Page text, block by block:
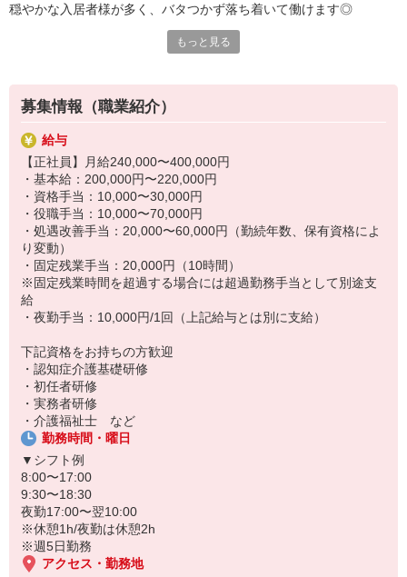
穏やかな入居者様が多く、バタつかず落ち着いて働けます◎
・暮らしのお手伝い（生活介助等）
・買い物代行
など
比較的新しい施設のため、設備も整っており働きやすさ抜群！
職員同士の距離が近く、困ったときはすぐに相談できる安心の体制
です♪
もっと見る
募集情報（職業紹介）
給与
【正社員】月給240,000〜400,000円
・基本給：200,000円〜220,000円
・資格手当：10,000〜30,000円
・役職手当：10,000〜70,000円
・処遇改善手当：20,000〜60,000円（勤続年数、保有資格によ
り変動）
・固定残業手当：20,000円（10時間）
※固定残業時間を超過する場合には超過勤務手当として別途支
給
・夜勤手当：10,000円/1回（上記給与とは別に支給）
下記資格をお持ちの方歓迎
・認知症介護基礎研修
・初任者研修
・実務者研修
・介護福祉士 など
勤務時間・曜日
▼シフト例
8:00〜17:00
9:30〜18:30
夜勤17:00〜翌10:00
※休憩1h/夜勤は休憩2h
※週5日勤務
アクセス・勤務地